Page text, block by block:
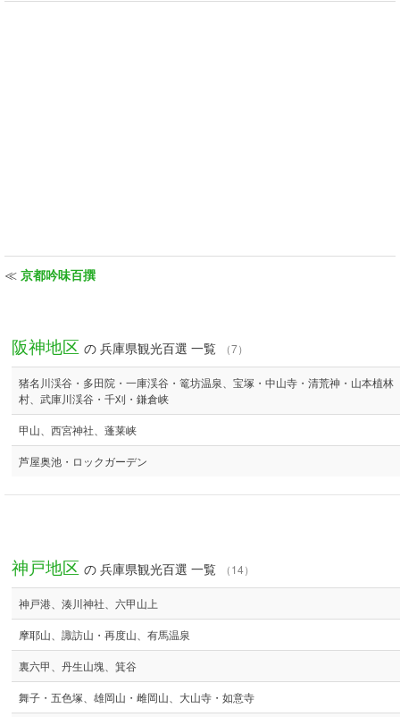
≪ 京都吟味百撰
阪神地区 の 兵庫県観光百選 一覧 （7）
猪名川渓谷・多田院・一庫渓谷・篭坊温泉、宝塚・中山寺・清荒神・山本植林
村、武庫川渓谷・千刈・鎌倉峡
甲山、西宮神社、蓬莱峡
芦屋奥池・ロックガーデン
神戸地区 の 兵庫県観光百選 一覧 （14）
神戸港、湊川神社、六甲山上
摩耶山、諏訪山・再度山、有馬温泉
裏六甲、丹生山塊、箕谷
舞子・五色塚、雄岡山・雌岡山、大山寺・如意寺